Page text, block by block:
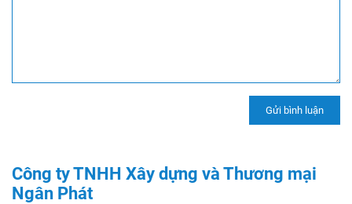
Công ty TNHH Xây dựng và Thương mại
Ngân Phát